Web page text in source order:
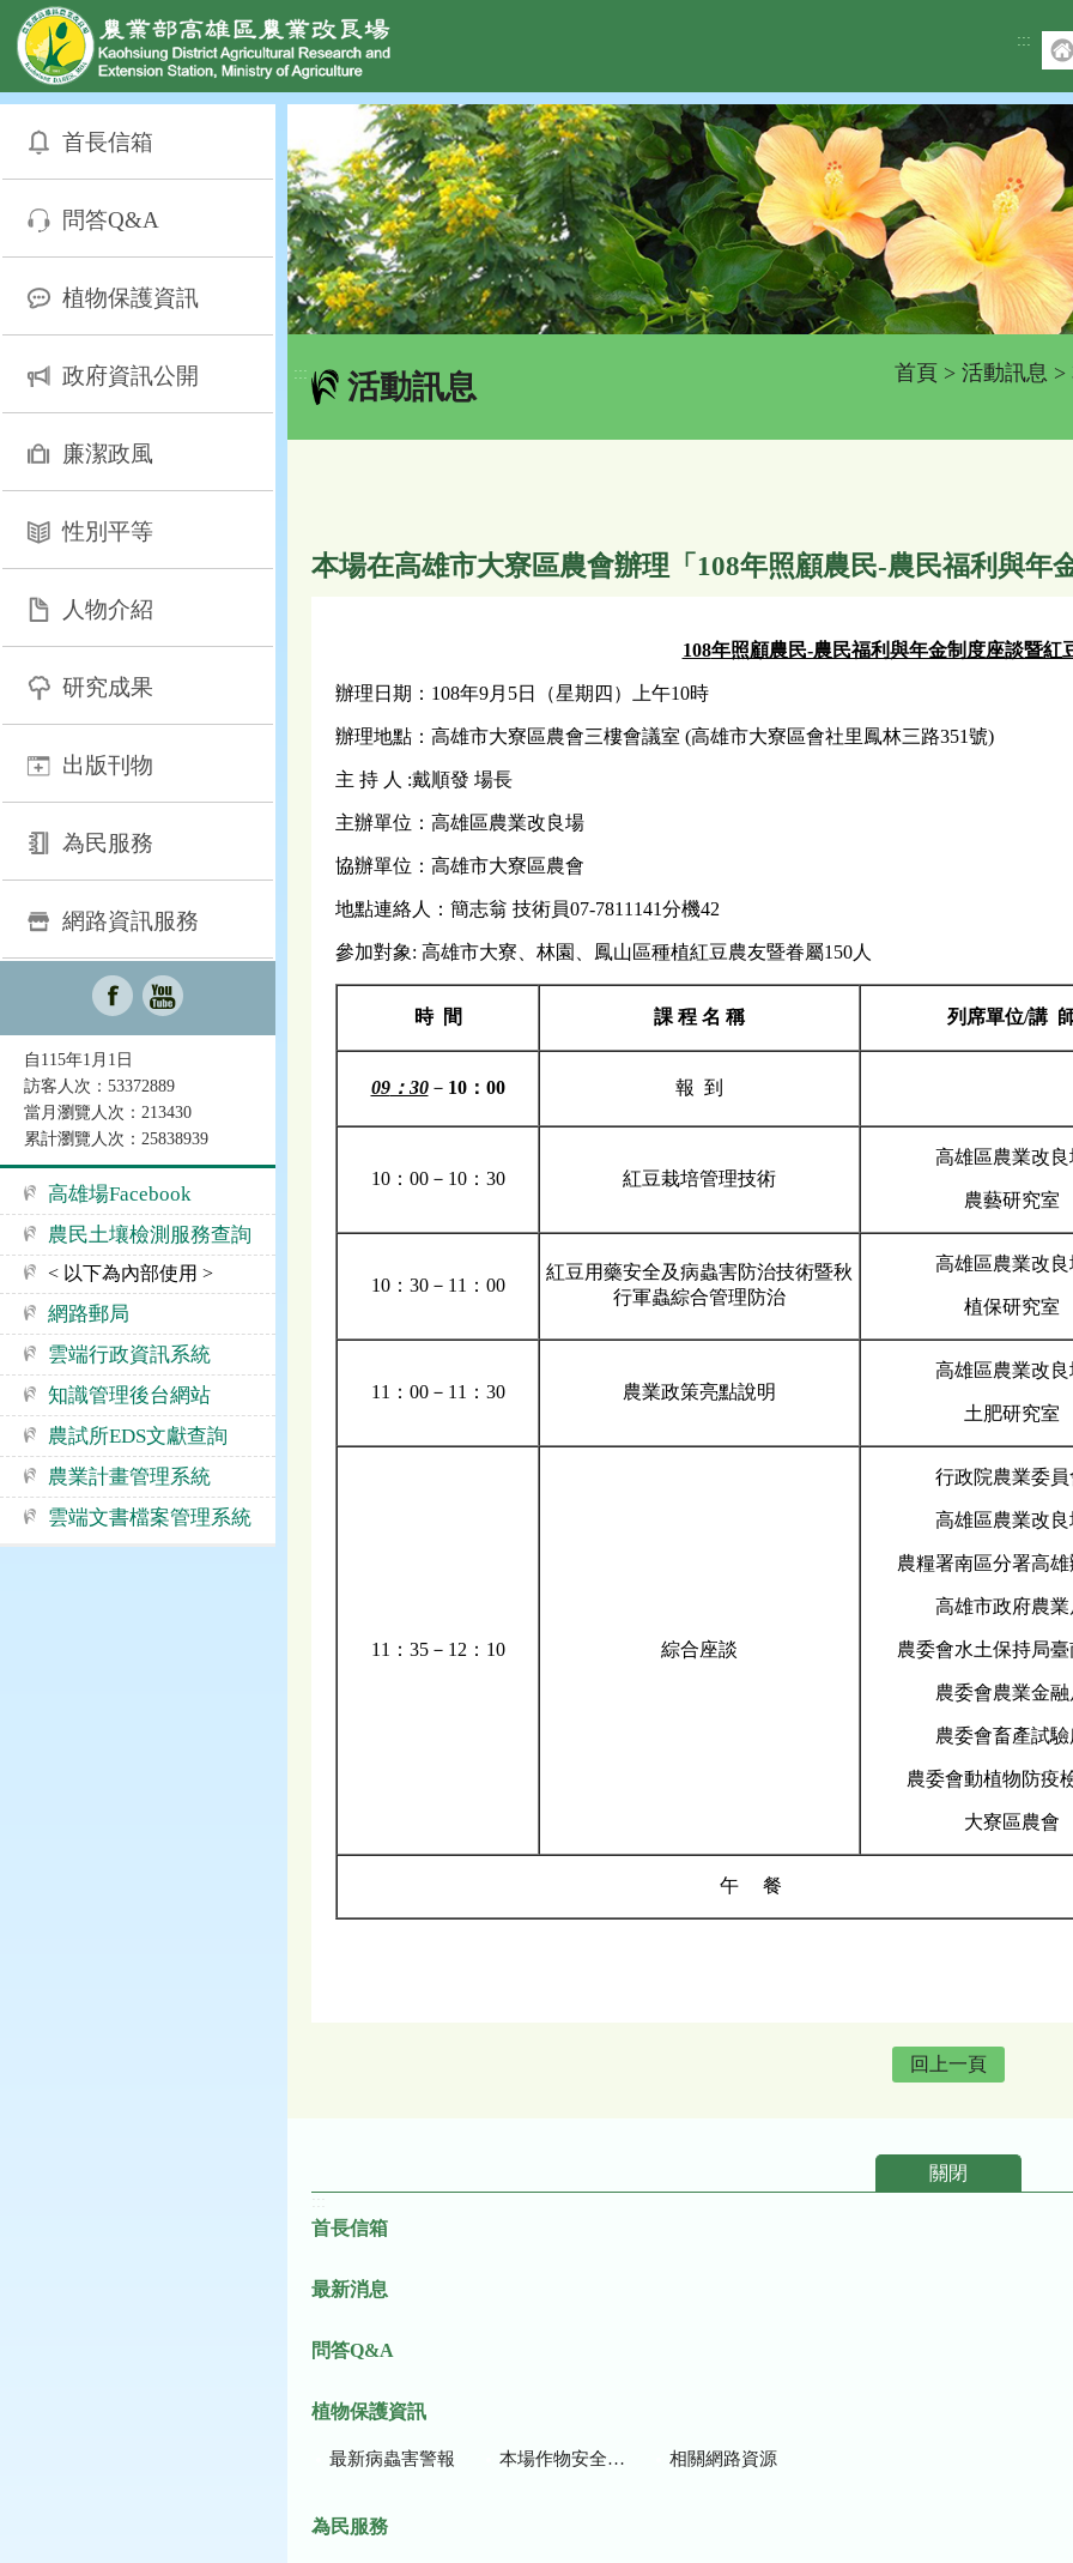
網頁置頂
:::
首長信箱
問答Q&A
植物保護資訊
政府資訊公開
廉潔政風
性別平等
人物介紹
研究成果
出版刊物
為民服務
網路資訊服務
自115年1月1日
訪客人次：53372889
當月瀏覽人次：213430
累計瀏覽人次：25838939
高雄場Facebook
農民土壤檢測服務查詢
< 以下為內部使用 >
網路郵局
雲端行政資訊系統
知識管理後台網站
農試所EDS文獻查詢
農業計畫管理系統
雲端文書檔案管理系統
::: 活動訊息 首頁 > 活動訊息 >
本場在高雄市大寮區農會辦理「108年照顧農民-農民福利與年
108年照顧農民-農民福利與年金制度座談暨紅
辦理日期：108年9月5日（星期四）上午10時
辦理地點：高雄市大寮區農會三樓會議室 (高雄市大寮區會社里鳳林三路351號)
主 持 人 :戴順發 場長
主辦單位：高雄區農業改良場
協辦單位：高雄市大寮區農會
地點連絡人：簡志翁 技術員07-7811141分機42
參加對象: 高雄市大寮、林園、鳳山區種植紅豆農友暨眷屬150人
時 間 課 程 名 稱 列席單位/講
09：30－ 10：00 報 到
10：00－10：30 紅豆栽培管理技術
高雄區農業改良
農藝研究室
10：30－11：00
紅豆用藥安全及病蟲害防治技術暨秋
行軍蟲綜合管理防治
高雄區農業改良
植保研究室
11：00－11：30 農業政策亮點說明
高雄區農業改良
土肥研究室
11：35－12：10 綜合座談
行政院農業委員
高雄區農業改良
農糧署南區分署高
高雄市政府農業
農委會水土保持局
農委會農業金融
農委會畜產試驗
農委會動植物防疫
大寮區農會
午 餐
回上一頁
關閉
首長信箱
最新消息
問答Q&A
植物保護資訊
最新病蟲害警報 本場作物安全用藥資訊 相關網路資源
為民服務